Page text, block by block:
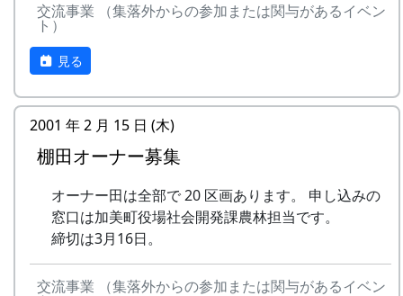
交流事業 （集落外からの参加または関与があるイベン
ト）
見る
2001 年 2 月 15 日 (木)
棚田オーナー募集
オーナー田は全部で 20 区画あります。 申し込みの
窓口は加美町役場社会開発課農林担当です。
締切は3月16日。
交流事業 （集落外からの参加または関与があるイベン